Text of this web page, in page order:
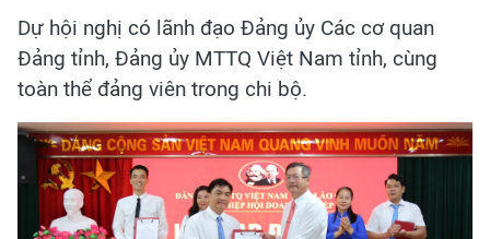
Dự hội nghị có lãnh đạo Đảng ủy Các cơ quan
Đảng tỉnh, Đảng ủy MTTQ Việt Nam tỉnh, cùng
toàn thể đảng viên trong chi bộ.